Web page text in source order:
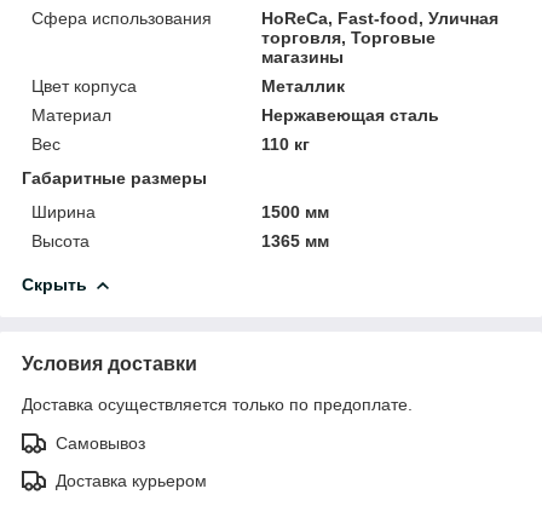
Сфера использования
HoReCa, Fast-food, Уличная
торговля, Торговые
магазины
Цвет корпуса
Металлик
Материал
Нержавеющая сталь
Вес
110 кг
Габаритные размеры
Ширина
1500 мм
Высота
1365 мм
Скрыть
Условия доставки
Доставка осуществляется только по предоплате.
Самовывоз
Доставка курьером